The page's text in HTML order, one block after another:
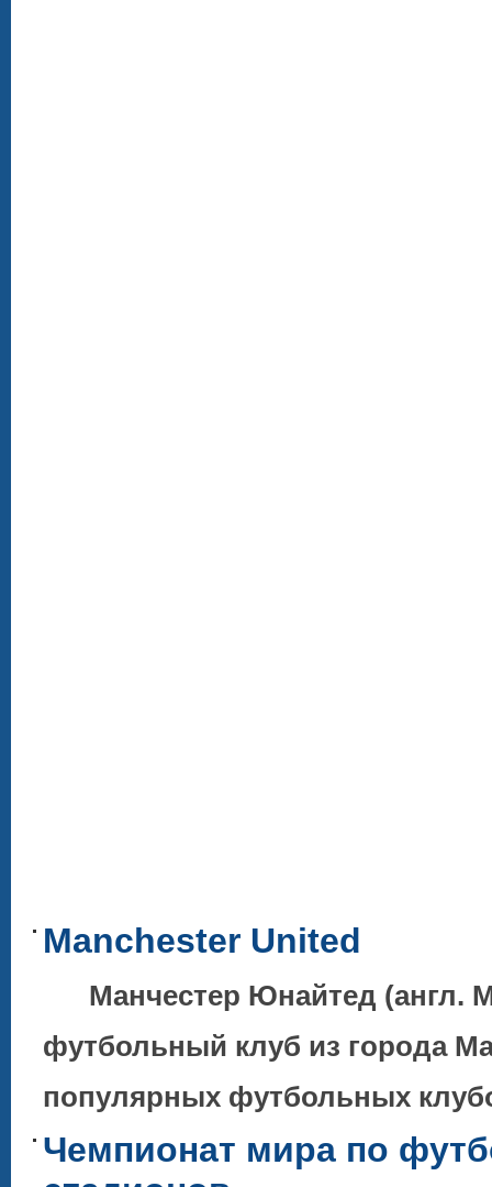
Manchester United
Манчестер Юнайтед (англ.
футбольный клуб из города
популярных футбольных
Чемпионат мира по